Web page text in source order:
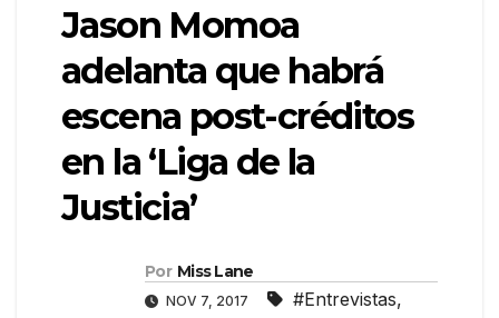
Jason Momoa
adelanta que habrá
escena post-créditos
en la ‘Liga de la
Justicia’
Por Miss Lane
NOV 7, 2017 #Entrevistas,